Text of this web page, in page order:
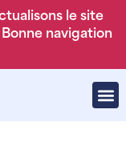
le site
navigation